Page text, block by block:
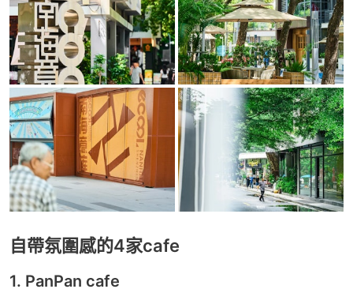
自帶氛圍感的4家cafe
1. PanPan cafe